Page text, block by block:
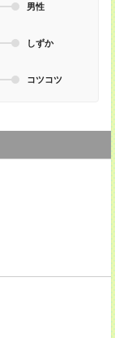
男性
しずか
コツコツ